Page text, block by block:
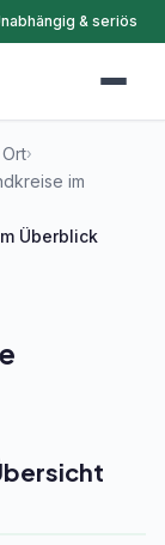
& seriös
›
im
Überblick